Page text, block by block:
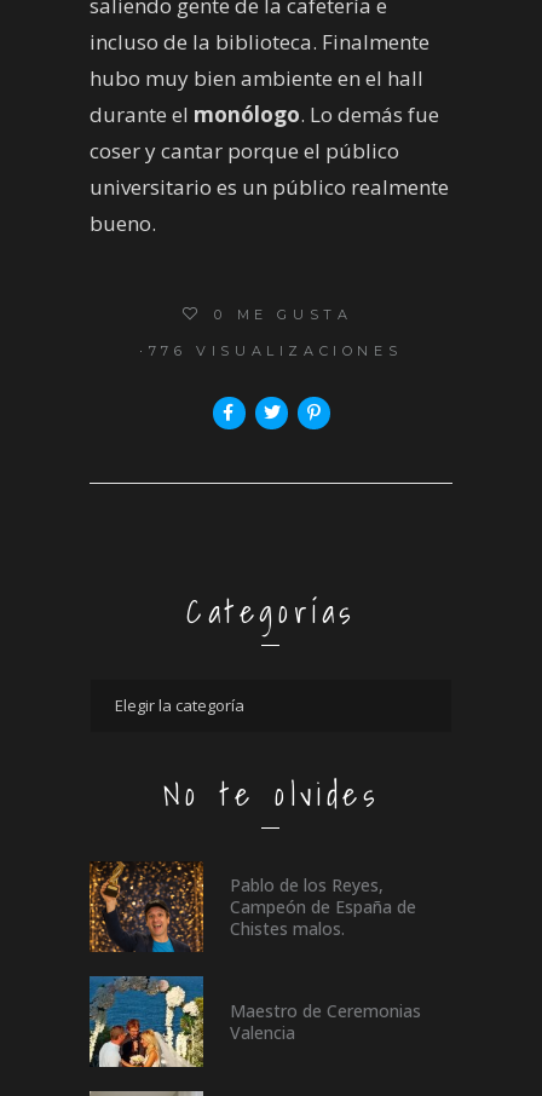
incluso de la biblioteca. Finalmente
hubo muy bien ambiente en el hall
durante el monólogo. Lo demás fue
coser y cantar porque el público
universitario es un público realmente
bueno.
0 ME GUSTA
776 VISUALIZACIONES
Categorías
No te olvides
Pablo de los Reyes,
Campeón de España de
Chistes malos.
Maestro de Ceremonias
Valencia